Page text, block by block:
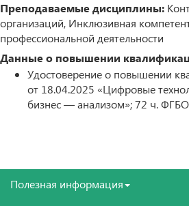
Преподаваемые дисциплины:
организаций, Инклюзивная
профессиональной деятельности
Данные о повышении
Удостоверение о повышении
от 18.04.2025 «Цифровые
бизнес — анализом»; 72 ч.
Полезная информация